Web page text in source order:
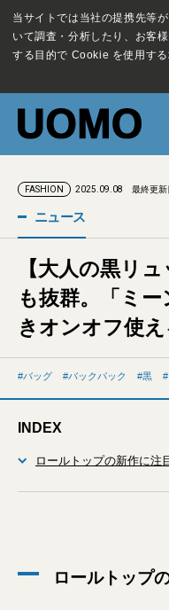
当サイトでは当社の提携先等
いて調査・分析したり、お客
する目的で Cookie を使用する
FASHION 2025.09.08 最終更
ニュース
【大人の黒リ
も抜群。「ミ
きオンオフ使
バッグ バックパック 黒
INDEX
ロールトップの新作に注
ロールトップ